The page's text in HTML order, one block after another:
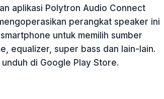
aplikasi Polytron Audio Connect
perangkat speaker ini
untuk memilih sumber
equalizer, super bass dan lain-lain.
di Google Play Store.